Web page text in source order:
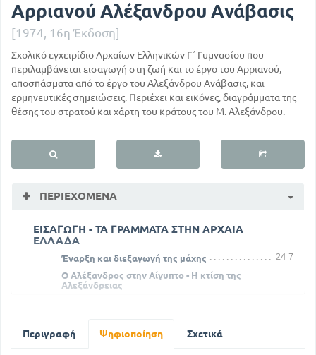
Αρριανού Αλέξανδρου Ανάβασις
[1974, 16η Έκδοση]
Σχολικό εγχειρίδιο Αρχαίων Ελληνικών Γ΄ Γυμνασίου που
περιλαμβάνεται εισαγωγή στη ζωή και το έργο του Αρριανού,
αποσπάσματα από το έργο του Αλεξάνδρου Ανάβασις, και
ερμηνευτικές σημειώσεις. Περιέχει και εικόνες, διαγράμματα της
θέσης του στρατού και χάρτη του κράτους του Μ. Αλεξάνδρου.
ΠΕΡΙΕΧΌΜΕΝΑ
ΕΙΣΑΓΩΓΗ - ΤΑ ΓΡΑΜΜΑΤΑ ΣΤΗΝ ΑΡΧΑΙΑ
ΕΛΛΑΔΑ
7
Έναρξη και διεξαγωγή της μάχης
24
Ο Αλέξανδρος στην Αίγυπτο - Η κτίση της
Αλεξάνδρειας
ΕΙΚΟΝΑ - ΤΥΠΟΣ ΟΠΛΙΤΟΥ ΤΟΥ Μ. ΑΛΕΞΑΝΔΡΟΥ
Περιγραφή Ψηφιοποίηση Σχετικά